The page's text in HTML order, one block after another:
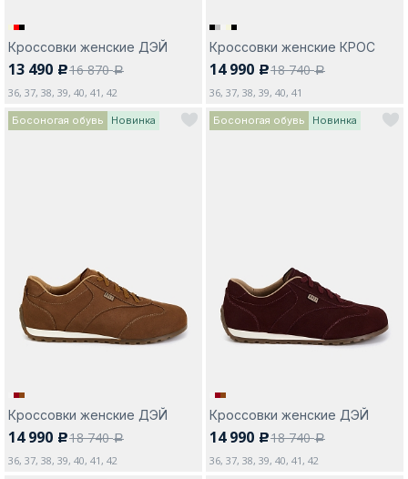
Да, все верно Изменить город
Кроссовки женские ДЭЙ
13 490 c16 870a
36, 37, 38, 39, 40, 41, 42
Кроссовки женские КРОС
14 990 c18 740a
36, 37, 38, 39, 40, 41
Босоногая обувь Новинка
Кроссовки женские ДЭЙ
14 990 c18 740a
36, 37, 38, 39, 40, 41, 42
Босоногая обувь Новинка
Кроссовки женские ДЭЙ
14 990 c18 740a
36, 37, 38, 39, 40, 41, 42